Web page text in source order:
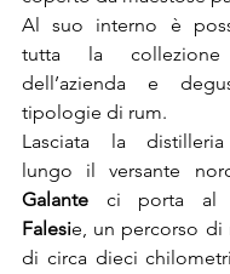
Al suo interno è
tutta la
dell’azienda e
tipologie di rum.
Lasciata la distilleria
lungo il versante
Galante ci porta
Falesie, un percorso
di circa dieci